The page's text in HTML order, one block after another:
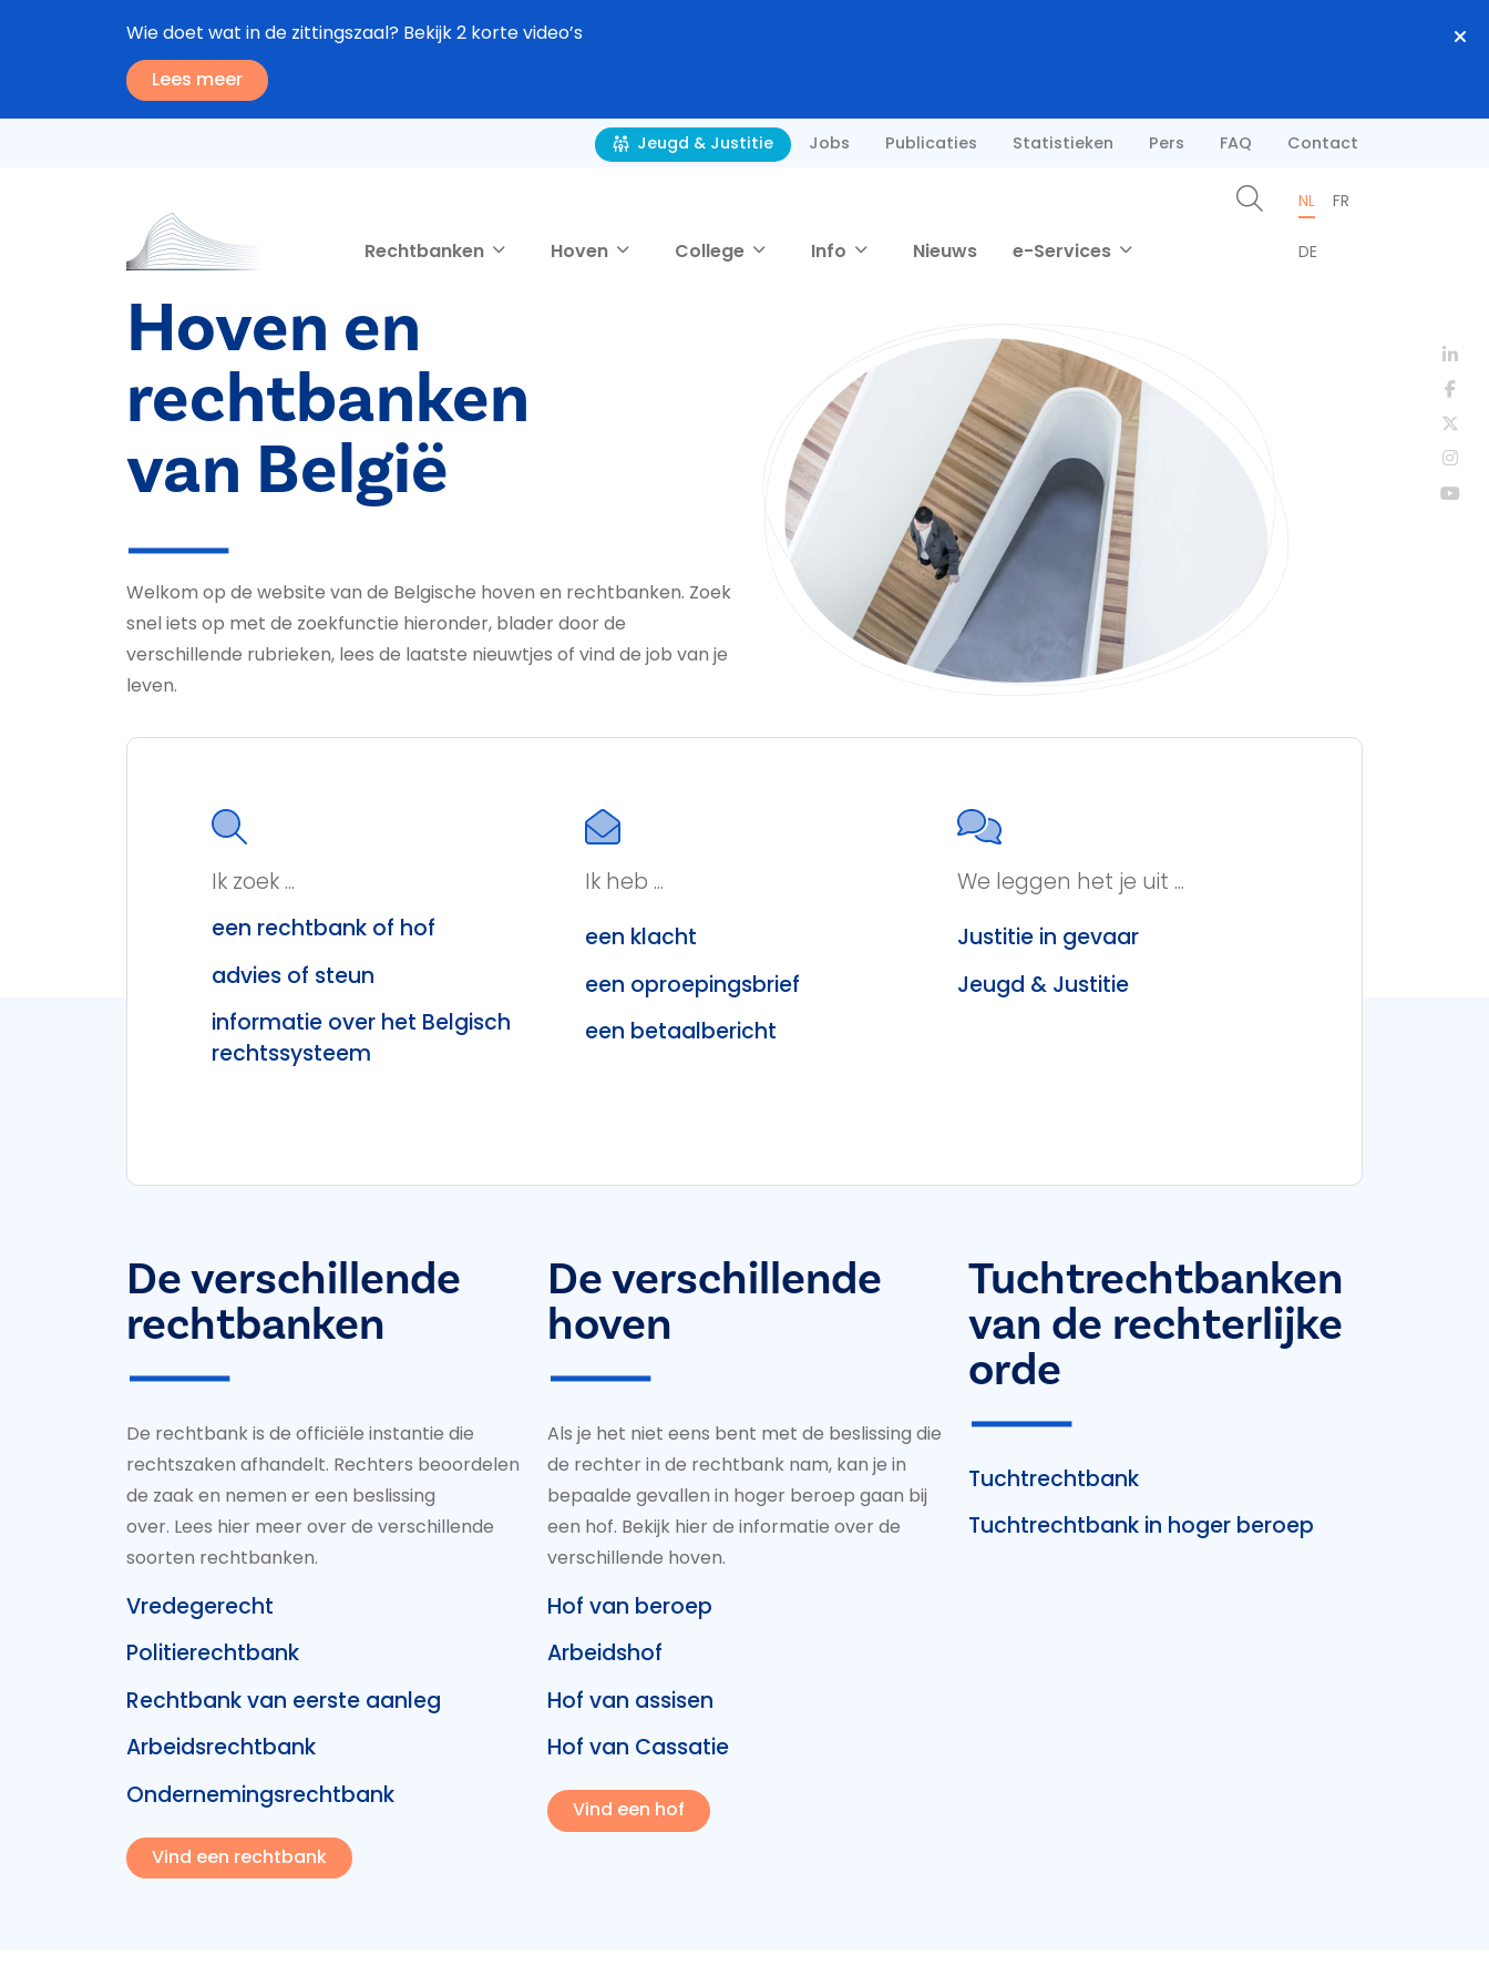
Wie doet wat in de zittingszaal? Bekijk 2 korte video’s
Lees meer
Jeugd & Justitie Jobs Publicaties Statistieken Pers FAQ Contact
Rechtbanken Hoven College Info Nieuws e-Services
NL FR
DE
Hoven en
rechtbanken
van België
Welkom op de website van de Belgische hoven en rechtbanken. Zoek
snel iets op met de zoekfunctie hieronder, blader door de
verschillende rubrieken, lees de laatste nieuwtjes of vind de job van je
leven.
Ik zoek ...
een rechtbank of hof
advies of steun
informatie over het Belgisch
rechtssysteem
Ik heb ...
een klacht
een oproepingsbrief
een betaalbericht
We leggen het je uit ...
Justitie in gevaar
Jeugd & Justitie
De verschillende
rechtbanken
De rechtbank is de officiële instantie die
rechtszaken afhandelt. Rechters beoordelen
de zaak en nemen er een beslissing
over. Lees hier meer over de verschillende
soorten rechtbanken.
Vredegerecht
Politierechtbank
Rechtbank van eerste aanleg
Arbeidsrechtbank
Ondernemingsrechtbank
Vind een rechtbank
De verschillende
hoven
Als je het niet eens bent met de beslissing die
de rechter in de rechtbank nam, kan je in
bepaalde gevallen in hoger beroep gaan bij
een hof. Bekijk hier de informatie over de
verschillende hoven.
Hof van beroep
Arbeidshof
Hof van assisen
Hof van Cassatie
Vind een hof
Tuchtrechtbanken
van de rechterlijke
orde
Tuchtrechtbank
Tuchtrechtbank in hoger beroep